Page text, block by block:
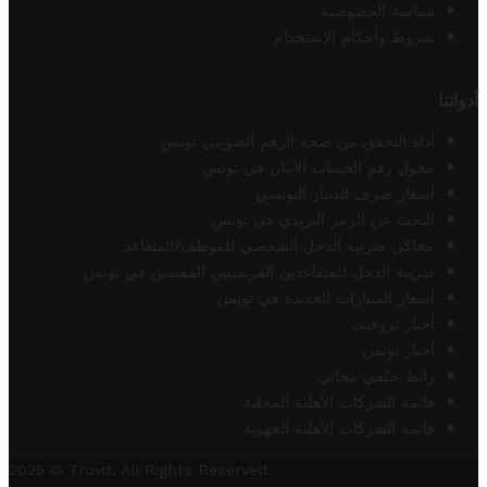
سياسة الخصوصية
شروط وأحكام الاستخدام
أدواتنا
أداة التحقق من صحة الرقم الضريبي تونس
محول رقم الحساب الآيبان في تونس
أسعار صرف الدينار التونسي
البحث عن الرمز البريدي في تونس
محاكي ضريبة الدخل الشخصي للموظف/المتقاعد
ضريبة الدخل للمتقاعدين الفرنسيين المقيمين في تونس
أسعار السيارات الجديدة في تونس
أخبار تروفيت
أخبار تونس
رابط خلفي مجاني
قائمة الشركات الأهلية المحلية
قائمة الشركات الأهلية الجهوية
2025 © Trovit. All Rights Reserved.